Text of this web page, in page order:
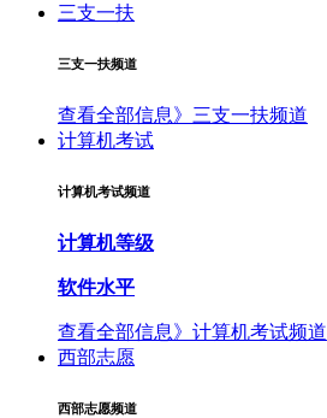
三支一扶
三支一扶频道
查看全部信息》 三支一扶频道
计算机考试
计算机考试频道
计算机等级
软件水平
查看全部信息》 计算机考试频道
西部志愿
西部志愿频道